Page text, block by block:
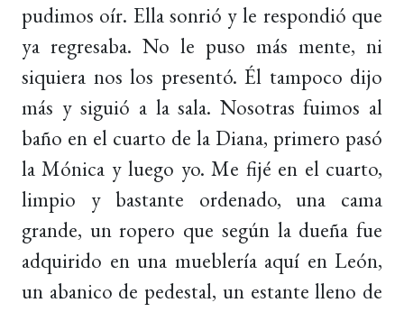
pudimos oír. Ella sonrió y le respondió que
ya regresaba. No le puso más mente, ni
siquiera nos los presentó. Él tampoco dijo
más y siguió a la sala. Nosotras fuimos al
baño en el cuarto de la Diana, primero pasó
la Mónica y luego yo. Me fijé en el cuarto,
limpio y bastante ordenado, una cama
grande, un ropero que según la dueña fue
adquirido en una mueblería aquí en León,
un abanico de pedestal, un estante lleno de